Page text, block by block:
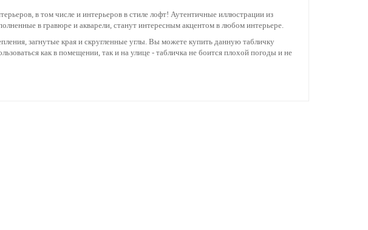
в том числе и интерьеров в стиле лофт! Аутентичные иллюстрации из
в гравюре и акварели, станут интересным акцентом в любом интерьере.
загнутые края и скругленные углы. Вы можете купить данную табличку
как в помещении, так и на улице - табличка не боится плохой погоды и не